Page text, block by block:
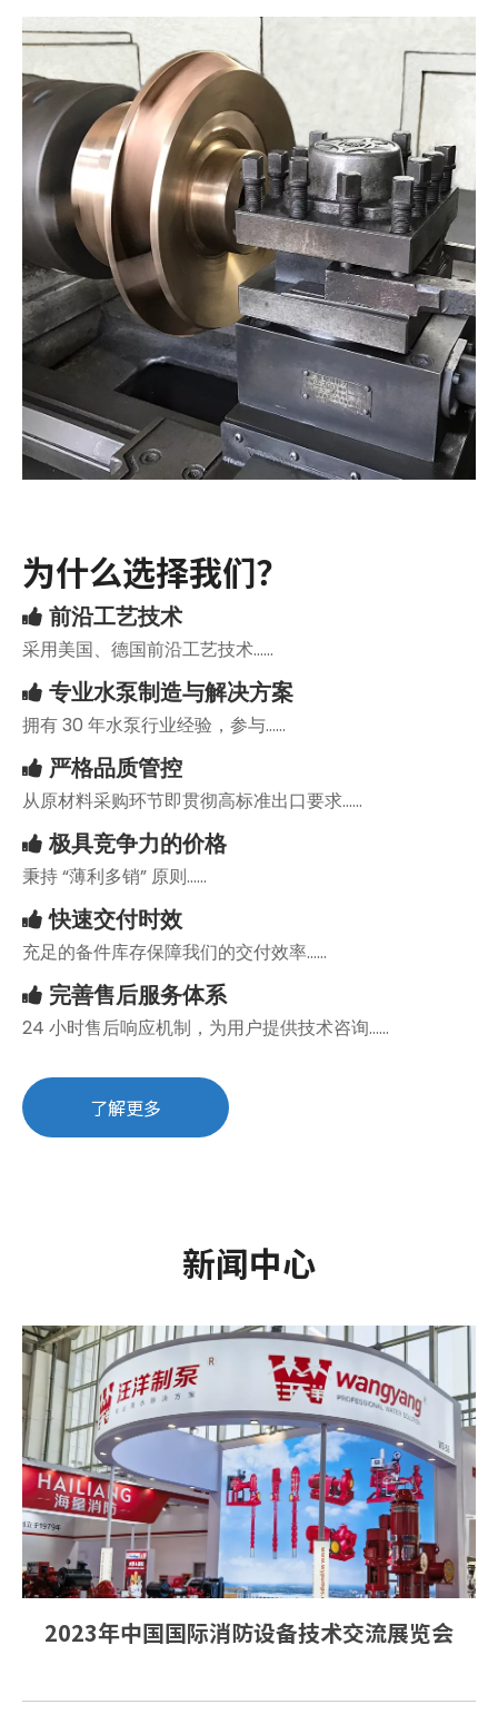
为什么选择我们？
 前沿工艺技术
采用美国、德国前沿工艺技术……
 专业水泵制造与解决方案
拥有 30 年水泵行业经验，参与……
 严格品质管控
从原材料采购环节即贯彻高标准出口要求……
 极具竞争力的价格
秉持 “薄利多销” 原则……
 快速交付时效
充足的备件库存保障我们的交付效率……
 完善售后服务体系
24 小时售后响应机制，为用户提供技术咨询……
了解更多
新闻中心
2023年中国国际消防设备技术交流展览会